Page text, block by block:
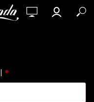
*Obrigatório